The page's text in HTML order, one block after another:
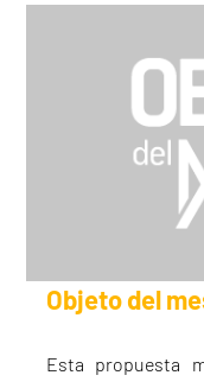
Objeto del
Esta propuesta